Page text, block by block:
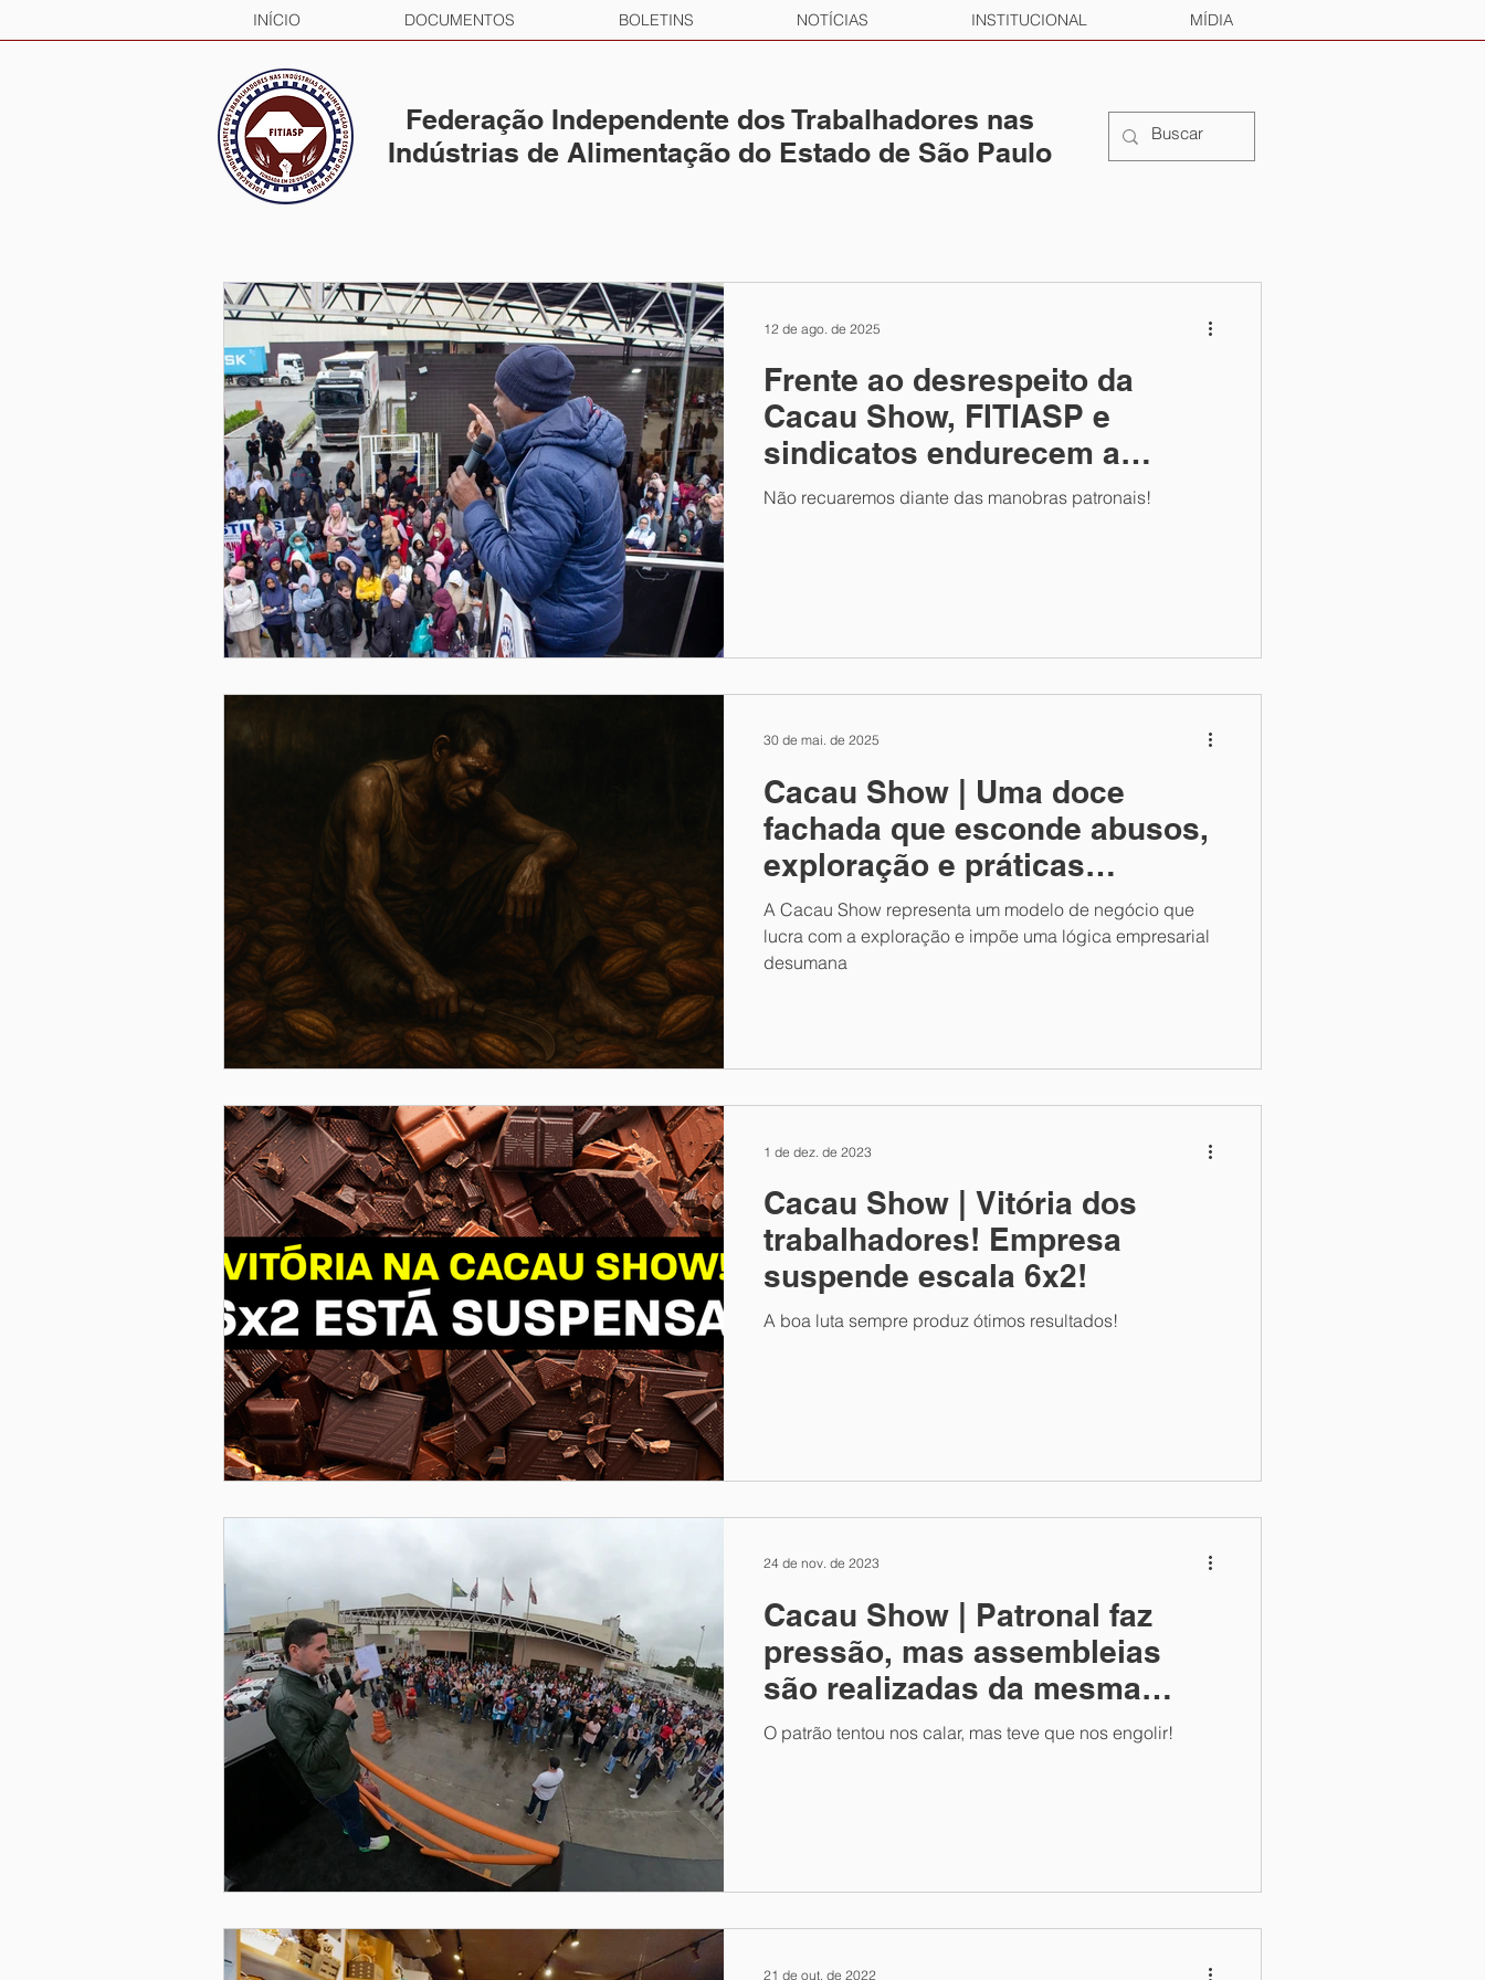
INÍCIO DOCUMENTOS BOLETINS NOTÍCIAS INSTITUCIONAL MÍDIA
Federação Independente dos Trabalhadores nas
Indústrias de Alimentação do Estado de São Paulo
Frente ao desrespeito da
Cacau Show, FITIASP e
sindicatos endurecem a
reação
Não recuaremos diante das manobras patronais!
12 de ago. de 2025
Cacau Show | Uma doce
fachada que esconde abusos,
exploração e práticas
inaceitáveis
A Cacau Show representa um modelo de negócio que
lucra com a exploração e impõe uma lógica empresarial
desumana
30 de mai. de 2025
Cacau Show | Vitória dos
trabalhadores! Empresa
suspende escala 6x2!
A boa luta sempre produz ótimos resultados!
1 de dez. de 2023
Cacau Show | Patronal faz
pressão, mas assembleias
são realizadas da mesma
forma!
O patrão tentou nos calar, mas teve que nos engolir!
24 de nov. de 2023
21 de out. de 2022